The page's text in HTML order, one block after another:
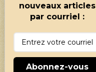
nouveaux articles
par courriel :
Abonnez-vous